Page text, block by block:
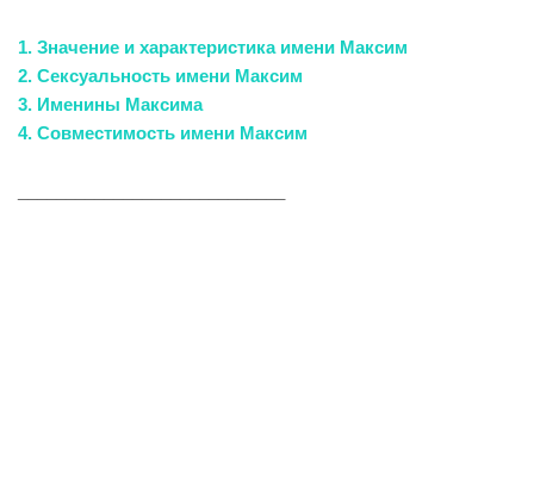
1. Значение и характеристика имени Максим
2. Сексуальность имени Максим
3. Именины Максима
4. Совместимость имени Максим